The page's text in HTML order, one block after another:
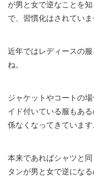
が男と女で逆なことを
で、習慣化はされていま
近年ではレディースの
ね。
ジャケットやコートの
イド付いている服もあ
係なくなってきています
本来であればシャツと
タンが男と女で逆になる